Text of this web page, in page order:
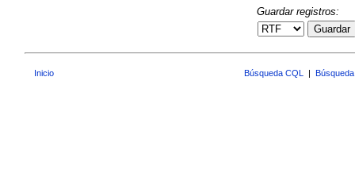
Guardar registros:
Guardar
Inicio Búsqueda CQL